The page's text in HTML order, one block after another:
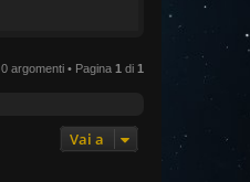
0 argomenti • Pagina 1 di 1
Vai a